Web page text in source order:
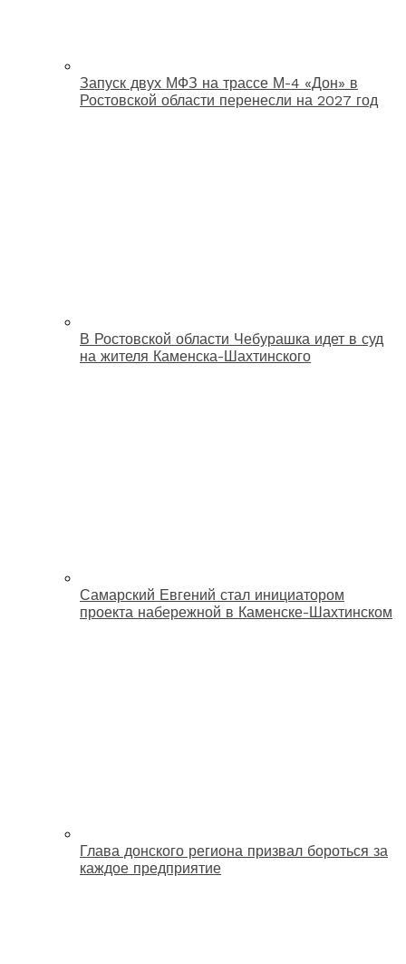
Запуск двух МФЗ на трассе М-4 «Дон» в
Ростовской области перенесли на 2027 год
В Ростовской области Чебурашка идет в суд
на жителя Каменска-Шахтинского
Самарский Евгений стал инициатором
проекта набережной в Каменске-Шахтинском
Глава донского региона призвал бороться за
каждое предприятие